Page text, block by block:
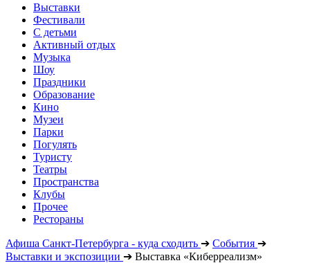
Выставки
Фестивали
С детьми
Активный отдых
Музыка
Шоу
Праздники
Образование
Кино
Музеи
Парки
Погулять
Туристу
Театры
Пространства
Клубы
Прочее
Рестораны
Афиша Санкт-Петербурга - куда сходить ➔ События ➔
Выставки и экспозиции ➔ Выставка «Киберреализм»